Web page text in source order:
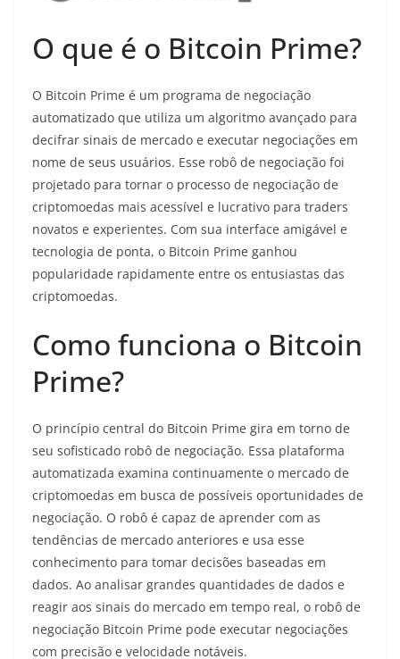
O que é o Bitcoin Prime?
O Bitcoin Prime é um programa de negociação
automatizado que utiliza um algoritmo avançado para
decifrar sinais de mercado e executar negociações em
nome de seus usuários. Esse robô de negociação foi
projetado para tornar o processo de negociação de
criptomoedas mais acessível e lucrativo para traders
novatos e experientes. Com sua interface amigável e
tecnologia de ponta, o Bitcoin Prime ganhou
popularidade rapidamente entre os entusiastas das
criptomoedas.
Como funciona o Bitcoin
Prime?
O princípio central do Bitcoin Prime gira em torno de
seu sofisticado robô de negociação. Essa plataforma
automatizada examina continuamente o mercado de
criptomoedas em busca de possíveis oportunidades de
negociação. O robô é capaz de aprender com as
tendências de mercado anteriores e usa esse
conhecimento para tomar decisões baseadas em
dados. Ao analisar grandes quantidades de dados e
reagir aos sinais do mercado em tempo real, o robô de
negociação Bitcoin Prime pode executar negociações
com precisão e velocidade notáveis.